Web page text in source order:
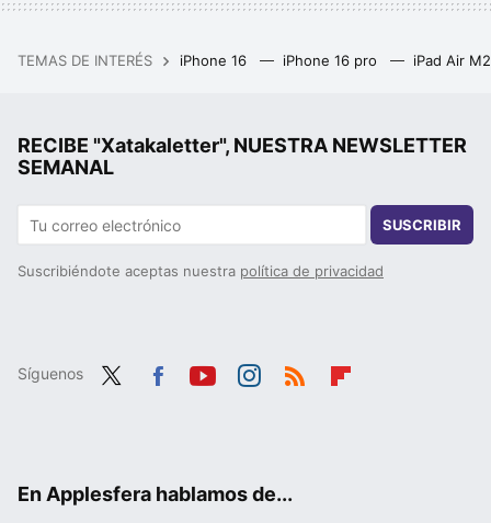
TEMAS DE INTERÉS iPhone 16 iPhone 16 pro iPad Air
RECIBE "Xatakaletter", NUESTRA NEWSLETTER
SEMANAL
SUSCRIBIR
Suscribiéndote aceptas nuestra política de privacidad
Síguenos
En Applesfera hablamos de...